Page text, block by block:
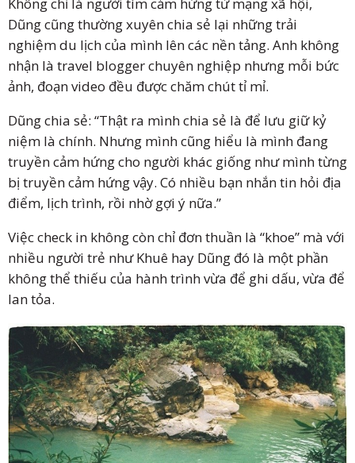
Dũng cũng thường xuyên chia sẻ lại những trải
nghiệm du lịch của mình lên các nền tảng. Anh không
nhận là travel blogger chuyên nghiệp nhưng mỗi bức
ảnh, đoạn video đều được chăm chút tỉ mỉ.
Dũng chia sẻ: “Thật ra mình chia sẻ là để lưu giữ kỷ
niệm là chính. Nhưng mình cũng hiểu là mình đang
truyền cảm hứng cho người khác giống như mình từng
bị truyền cảm hứng vậy. Có nhiều bạn nhắn tin hỏi địa
điểm, lịch trình, rồi nhờ gợi ý nữa.”
Việc check in không còn chỉ đơn thuần là “khoe” mà với
nhiều người trẻ như Khuê hay Dũng đó là một phần
không thể thiếu của hành trình vừa để ghi dấu, vừa để
lan tỏa.